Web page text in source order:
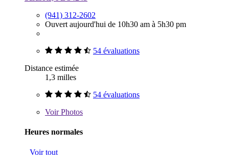
(941) 312-2602
Ouvert aujourd'hui de 10h30 am à 5h30 pm
54 évaluations
Distance estimée
1,3 milles
54 évaluations
VoirPhotos
Heures normales
Voir tout